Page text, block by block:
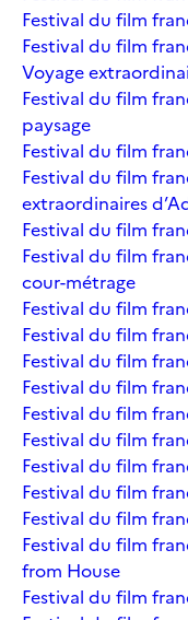
Festival du film
Festival du film
Voyage
Festival du film
paysage
Festival du film
Festival du film
extraordinaires
Festival du film
Festival du film
cour-métrage
Festival du film
Festival du film
Festival du film
Festival du film
Festival du film
Festival du film
Festival du film
Festival du film
Festival du film
Festival du film
from House
Festival du film